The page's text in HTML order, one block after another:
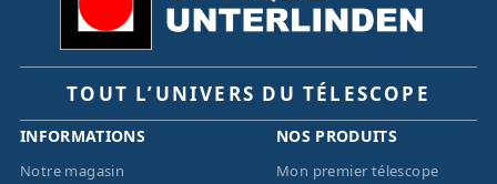
TOUT L’UNIVERS DU TÉLESCOPE
INFORMATIONS
Notre magasin
NOS PRODUITS
Mon premier télescope